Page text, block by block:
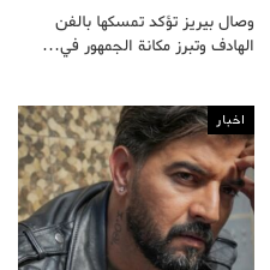
وصال بيريز تؤكد تمسكها بالفن
الهادف وتبرز مكانة الجمهور في…
اخبار